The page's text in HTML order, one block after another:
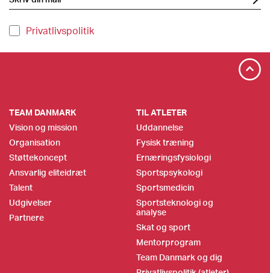
Privatlivspolitik
TEAM DANMARK
Vision og mission
Organisation
Støttekoncept
Ansvarlig eliteidræt
Talent
Udgivelser
Partnere
TIL ATLETER
Uddannelse
Fysisk træning
Ernæringsfysiologi
Sportspsykologi
Sportsmedicin
Sportsteknologi og
analyse
Skat og sport
Mentorprogram
Team Danmark og dig